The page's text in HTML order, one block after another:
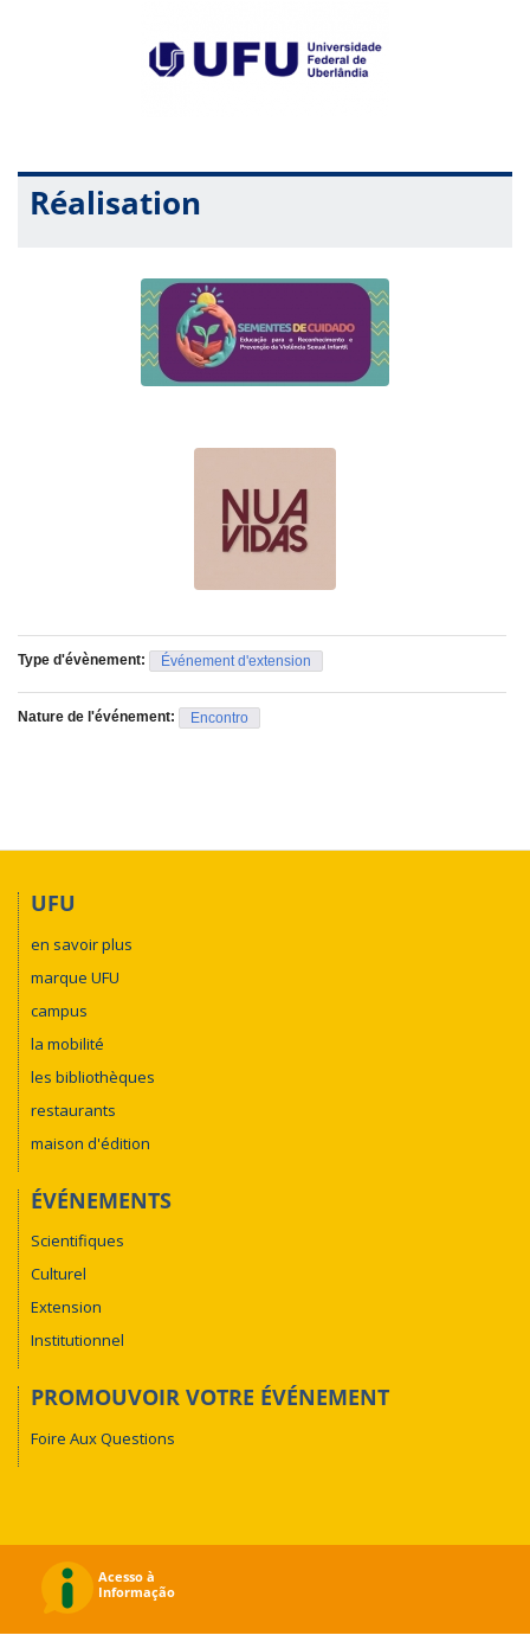
Réalisation
Type d'évènement: Événement d'extension
Nature de l'événement: Encontro
UFU
en savoir plus
marque UFU
campus
la mobilité
les bibliothèques
restaurants
maison d'édition
ÉVÉNEMENTS
Scientifiques
Culturel
Extension
Institutionnel
PROMOUVOIR VOTRE ÉVÉNEMENT
Foire Aux Questions